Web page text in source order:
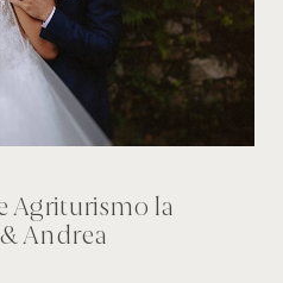
Agriturismo la
Andrea